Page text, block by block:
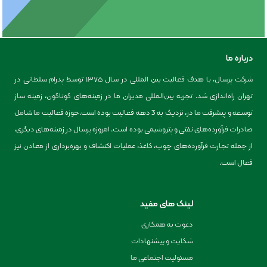
فرآورده های پلیمری
درباره ما
شرکت پرسال، با هدف فعالیت بین المللی در سال ۱۳۷۵ توسط پدرام سلطانی در
تهران راه‌اندازی شد. تجربه بین‌المللی مدیران ما در زمینه‌های گوناگون، زمینه ساز
توسعه و پیشرفت ما در، نزدیک به 3 دهه فعالیت بوده است.حوزه فعالیت ما شامل
صادرات فرآورده‌های نفتی و پتروشیمی بوده است. امروزه پرسال در زمینه‌های دیگری،
از جمله تجارت فرآورده‌های چوب، کاغذ، عملیات اکتشاف و بهره‌برداری از معادن نیز
فعال است.
لینک های مفید
دعوت به همکاری
شکایت و پیشنهادات
مسئولیت اجتماعی ما